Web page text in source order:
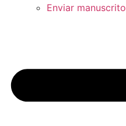
Enviar manuscrito